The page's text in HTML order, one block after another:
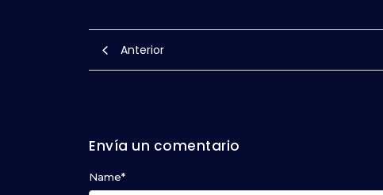
Anterior
Envía un comentario
Name*